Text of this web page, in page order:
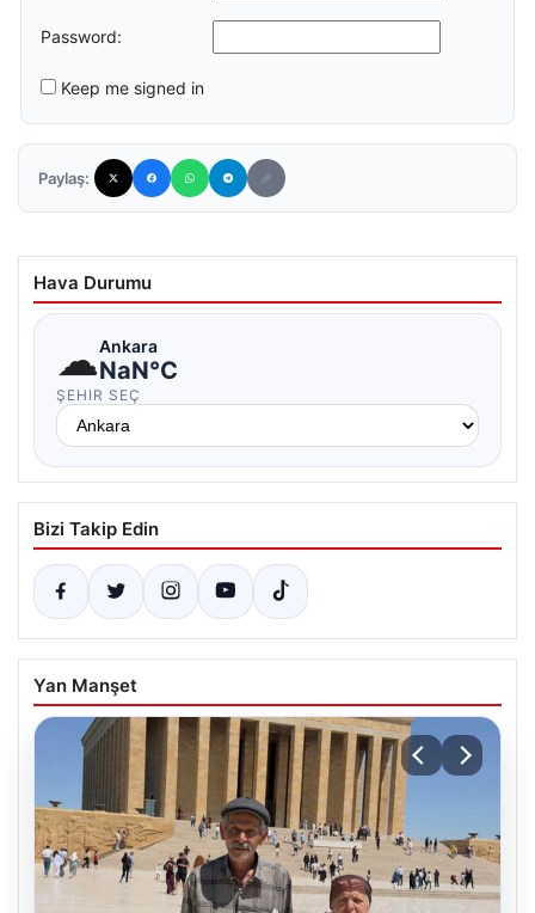
Password:
Keep me signed in
Paylaş:
Hava Durumu
☁Ankara
NaN°C
ŞEHIR SEÇ
Bizi Takip Edin
Yan Manşet